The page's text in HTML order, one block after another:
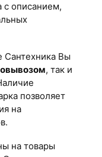
с описанием,
Сантехника Вы
, так и
позволяет
на
на товары